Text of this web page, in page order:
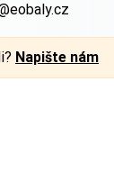
Napište nám